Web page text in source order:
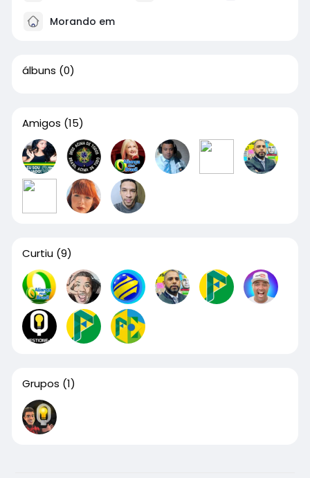
Morando em
álbuns (0)
Amigos (15)
Curtiu (9)
Grupos (1)